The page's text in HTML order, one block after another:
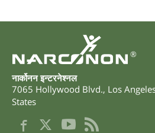
®
नार्कोनन इन्टरनेश्नल
7065 Hollywood Blvd., Los
States